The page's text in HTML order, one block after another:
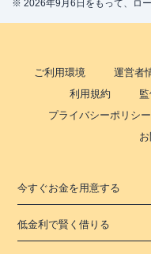
※ 2026年9月6日をもって、ロ
ご利用環境 運営者
利用規約
プライバシーポリシー
今すぐお金を用意する
低金利で賢く借りる